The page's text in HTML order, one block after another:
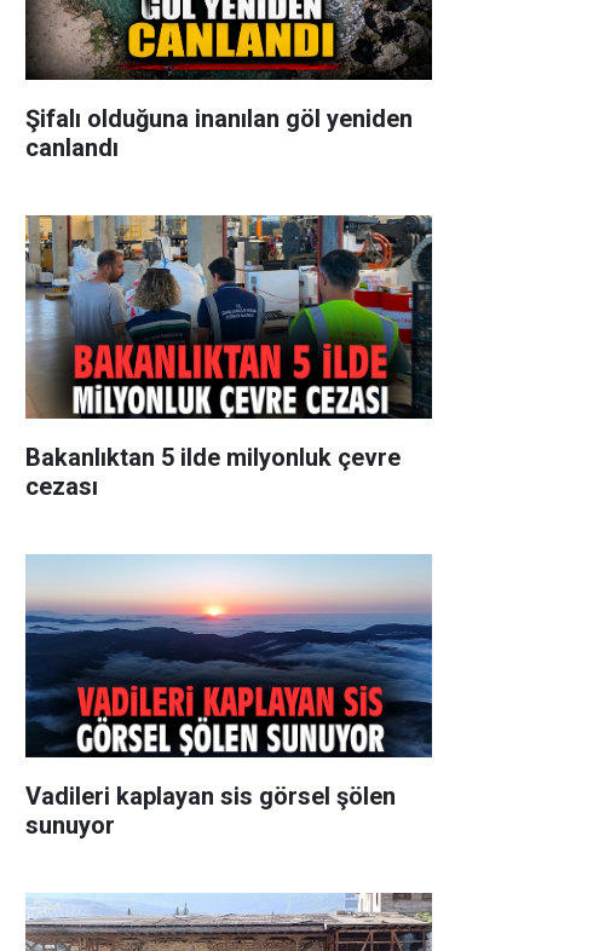
Şifalı olduğuna inanılan göl yeniden
canlandı
Bakanlıktan 5 ilde milyonluk çevre
cezası
Vadileri kaplayan sis görsel şölen
sunuyor